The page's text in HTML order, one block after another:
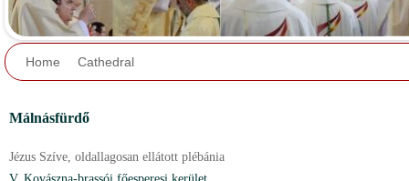
Home Cathedral
Málnásfürdő
Jézus Szíve, oldallagosan ellátott plébánia